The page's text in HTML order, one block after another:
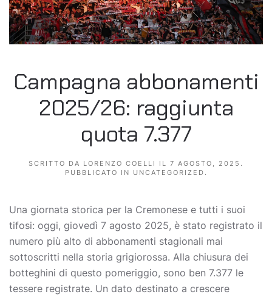
Campagna abbonamenti
2025/26: raggiunta
quota 7.377
SCRITTO DA LORENZO COELLI IL 7 AGOSTO, 2025 .
PUBBLICATO IN UNCATEGORIZED .
Una giornata storica per la Cremonese e tutti i suoi
tifosi: oggi, giovedì 7 agosto 2025, è stato registrato il
numero più alto di abbonamenti stagionali mai
sottoscritti nella storia grigiorossa. Alla chiusura dei
botteghini di questo pomeriggio, sono ben 7.377 le
tessere registrate. Un dato destinato a crescere